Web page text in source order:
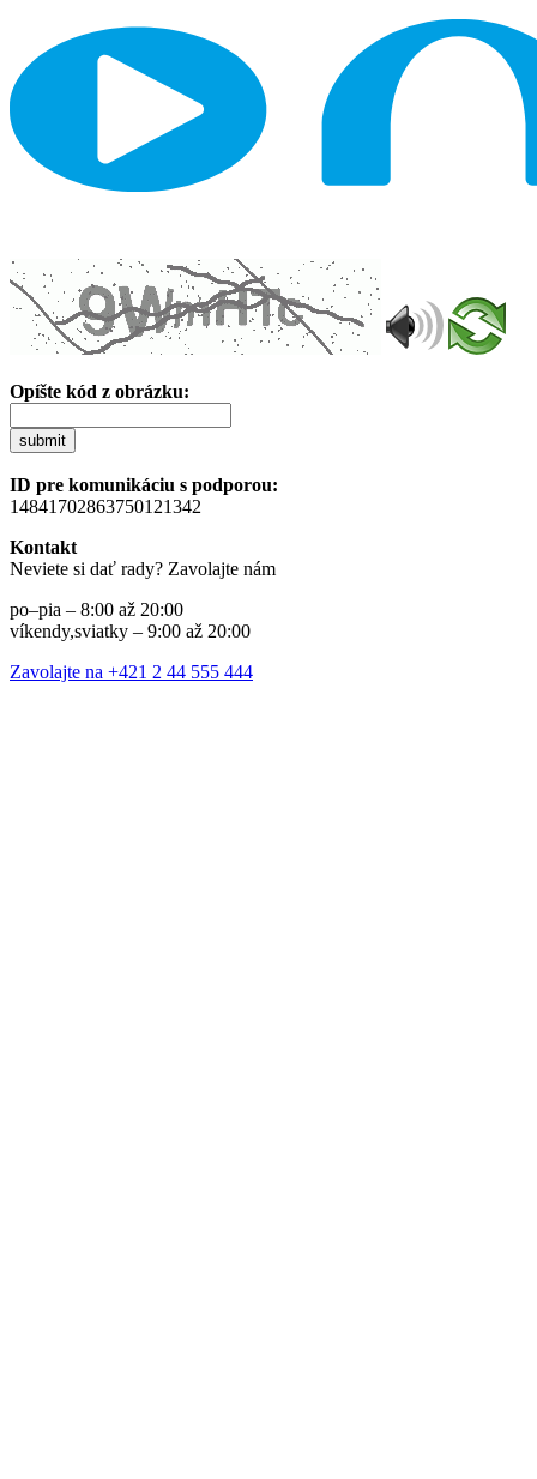
Opíšte kód z obrázku:
submit
ID pre komunikáciu s podporou:
14841702863750121342
Kontakt
Neviete si dať rady? Zavolajte nám
po–pia – 8:00 až 20:00
víkendy,sviatky – 9:00 až 20:00
Zavolajte na +421 2 44 555 444